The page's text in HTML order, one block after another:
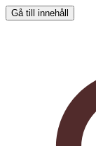
Gå till innehåll